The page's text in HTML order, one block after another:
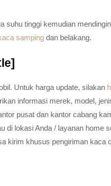
suhu tinggi kemudian
samping dan belakang.
Untuk harga update, silakan
informasi merek, model,
pusat dan kantor cabang
di lokasi Anda / layanan home
kirim khusus pengiriman